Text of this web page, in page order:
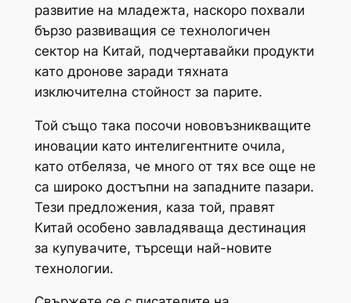
развитие на младежта, наскоро похвали
бързо развиващия се технологичен
сектор на Китай, подчертавайки продукти
като дронове заради тяхната
изключителна стойност за парите.
Той също така посочи нововъзникващите
иновации като интелигентните очила,
като отбеляза, че много от тях все още не
са широко достъпни на западните пазари.
Тези предложения, каза той, правят
Китай особено завладяваща дестинация
за купувачите, търсещи най-новите
технологии.